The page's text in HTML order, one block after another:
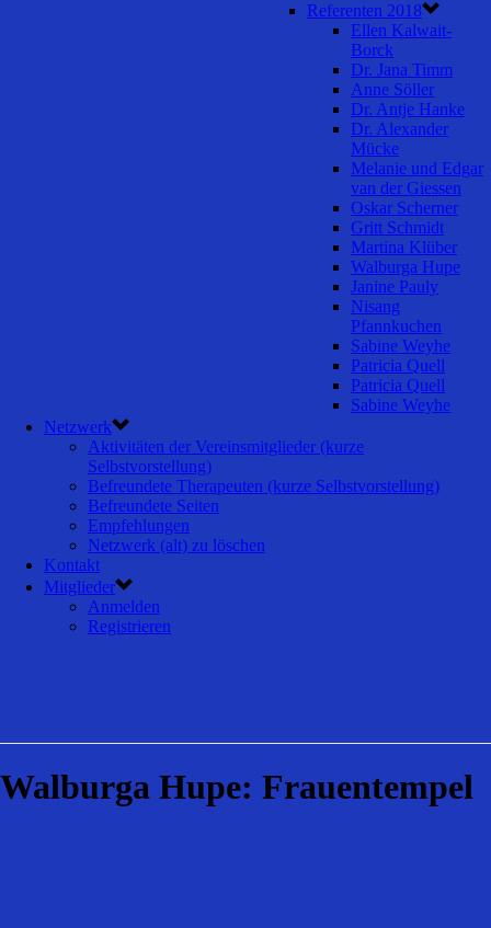
Referenten 2018
Ellen Kalwait-
Borck
Dr. Jana Timm
Anne Söller
Dr. Antje Hanke
Dr. Alexander
Mücke
Melanie und Edgar
van der Giessen
Oskar Scherner
Gritt Schmidt
Martina Klüber
Walburga Hupe
Janine Pauly
Nisang
Pfannkuchen
Sabine Weyhe
Patricia Quell
Patricia Quell
Sabine Weyhe
Netzwerk
Aktivitäten der Vereinsmitglieder (kurze
Selbstvorstellung)
Befreundete Therapeuten (kurze Selbstvorstellung)
Befreundete Seiten
Empfehlungen
Netzwerk (alt) zu löschen
Kontakt
Mitglieder
Anmelden
Registrieren
Walburga Hupe: Frauentempel